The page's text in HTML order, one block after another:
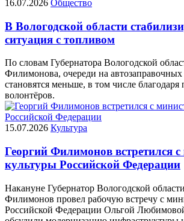
16.07.2026 Общество
В Вологодской области
ситуация с топливом
По словам Губернатора Вологодской
Филимонова, очереди на автозаправочных
становятся меньше, в том числе
волонтёров.
15.07.2026 Культура
Георгий Филимонов встретился
культуры Российской Федерации
Накануне Губернатор Вологодской
Филимонов провел рабочую встречу с
Российской Федерации Ольгой